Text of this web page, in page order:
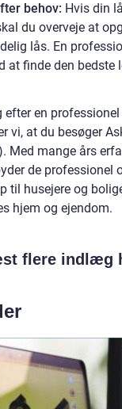
behov: Hvis din
du overveje at
lås. En
at finde den bedste
efter en
vi, at du besøger
Med mange års
de professionel
til husejere og
hjem og ejendom.
flere indlæg